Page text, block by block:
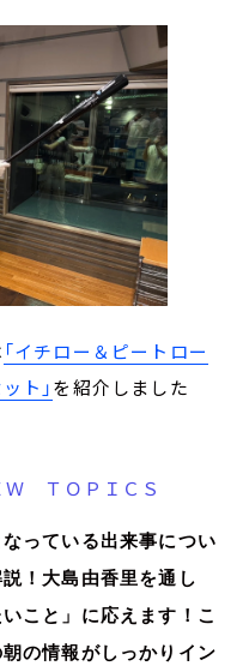
「イチロー＆ピートロー
ト」を紹介しました
Ｗ ＴＯＰＩＣＳ
っている出来事につい
！大島由香里を通し
こと」に応えます！こ
の情報がしっかりイン